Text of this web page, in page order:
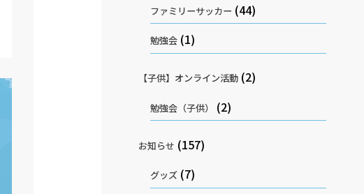
ファミリーサッカー (44)
勉強会(1)
【子供】オンライン活動 (2)
勉強会（子供） (2)
お知らせ (157)
グッズ(7)